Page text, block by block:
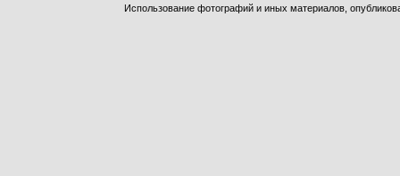
Использование фотографий и иных материалов,